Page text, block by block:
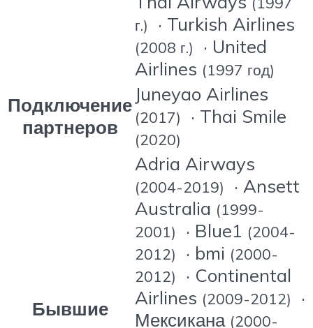
г.)
· Turkish Airlines
(2008 г.)
· United
Airlines (1997 год)
Подключение
партнеров
Juneyao Airlines
(2017) · Thai Smile
(2020)
Бывшие
Adria Airways
(2004-2019)
· Ansett
Australia (1999-
2001)
· Blue1 (2004-
2012)
· bmi (2000-
2012)
· Continental
Airlines (2009-2012)
·
Мексикана (2000-